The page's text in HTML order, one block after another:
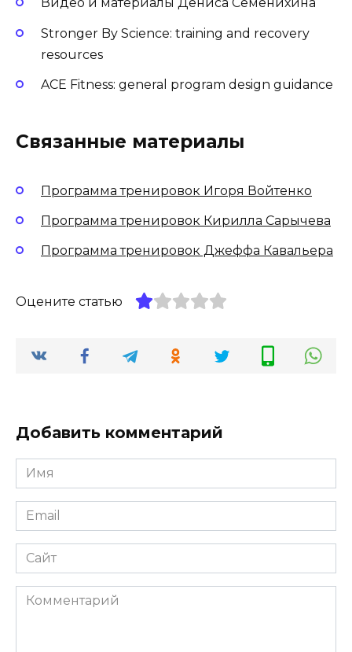
Видео и материалы Дениса Семенихина
Stronger By Science: training and recovery
resources
ACE Fitness: general program design guidance
Связанные материалы
Программа тренировок Игоря Войтенко
Программа тренировок Кирилла Сарычева
Программа тренировок Джеффа Кавальера
Оцените статью
Добавить комментарий
Имя
Email
Сайт
Комментарий